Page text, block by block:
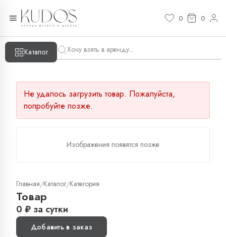
0 0
Каталог
Не удалось загрузить товар. Пожалуйста,
попробуйте позже.
Изображения появятся позже
Главная/Каталог/Категория
Товар
0 ₽ за сутки
Добавить в заказ